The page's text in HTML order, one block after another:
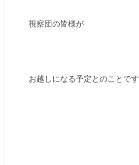
視察団の皆様が
お越しになる予定とのことです